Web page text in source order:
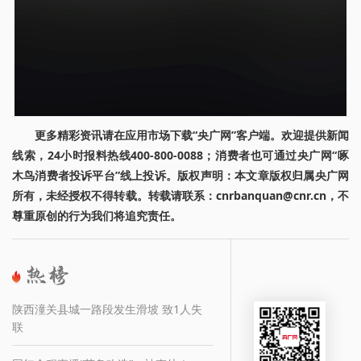
更多精彩资讯请在应用市场下载“央广网”客户端。欢迎提供新闻
线索，24小时报料热线400-800-0088；消费者也可通过央广网“啄
木鸟消费者投诉平台”线上投诉。版权声明：本文章版权归属央广网
所有，未经授权不得转载。转载请联系：cnrbanquan@cnr.cn，不
尊重原创的行为我们将追究责任。
陕西潼关县城一路段发生滑坡 致1人失
联